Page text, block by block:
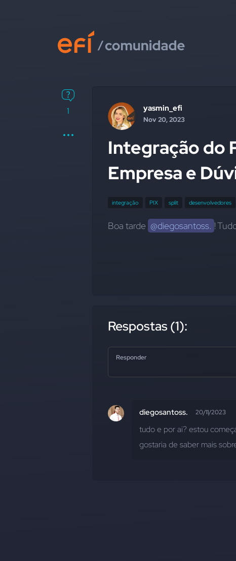
1 yasmin_efi
Nov 20, 2023
Integração do
Empresa e
integração PIX split desenvolvedores
Boa tarde @diegosantoss. !
Respostas (1):
Responder
diegosantoss. 20/11/2023
tudo e por ai? estou
gostaria de saber mais